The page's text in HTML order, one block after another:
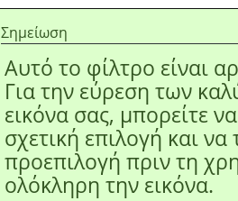
Σημείωση
Αυτό το φίλτρο είναι
Για την εύρεση των
εικόνα σας, μπορείτε
σχετική επιλογή και
προεπιλογή πριν τη
ολόκληρη την εικόνα.